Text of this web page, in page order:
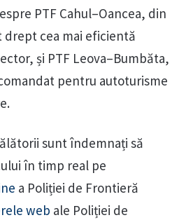
PTF Cahul–Oancea, din
drept cea mai eficientă
și PTF Leova–Bumbăta,
pentru autoturisme
sunt îndemnați să
în timp real pe
a Poliției de Frontieră
web ale Poliției de